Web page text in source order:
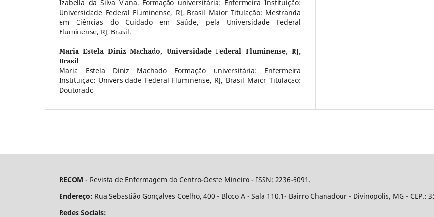
Izabella da Silva Viana. Formação universitária: Enfermeira Instituição:
Universidade Federal Fluminense, RJ, Brasil Maior Titulação: Mestranda
em Ciências do Cuidado em Saúde, pela Universidade Federal
Fluminense, RJ, Brasil.
Maria Estela Diniz Machado, Universidade Federal Fluminense, RJ,
Brasil
Maria Estela Diniz Machado Formação universitária: Enfermeira
Instituição: Universidade Federal Fluminense, RJ, Brasil Maior Titulação:
Doutorado
RECOM - Revista de Enfermagem do Centro-Oeste Mineiro - ISSN: 2236-6091.
Endereço: Rua Sebastião Gonçalves Coelho, 400 - Bloco A - Sala 110.1- Bairro Chanadour - Divinópolis, MG - CEP.:
Redes Sociais: